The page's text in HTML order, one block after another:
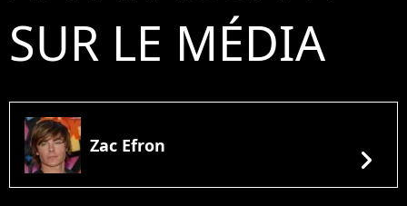
SUR LE MÉDIA
Zac Efron chevron_right